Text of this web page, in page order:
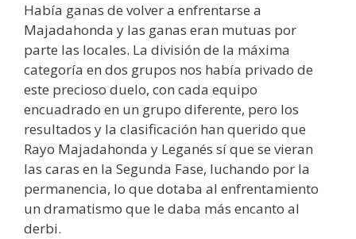
Había ganas de volver a enfrentarse a
Majadahonda y las ganas eran mutuas por
parte las locales. La división de la máxima
categoría en dos grupos nos había privado de
este precioso duelo, con cada equipo
encuadrado en un grupo diferente, pero los
resultados y la clasificación han querido que
Rayo Majadahonda y Leganés sí que se vieran
las caras en la Segunda Fase, luchando por la
permanencia, lo que dotaba al enfrentamiento
un dramatismo que le daba más encanto al
derbi.